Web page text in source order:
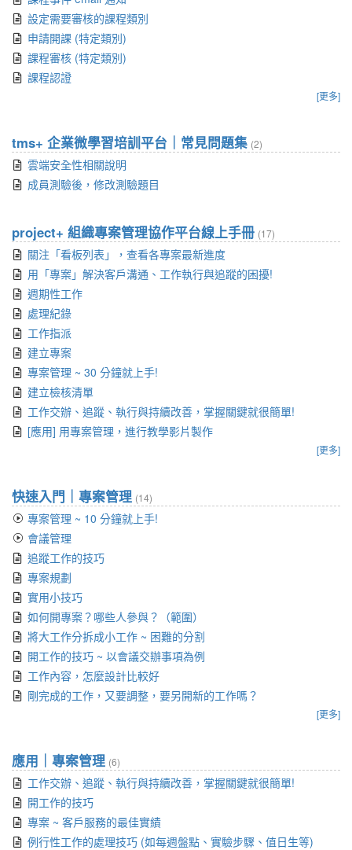
設定需要審核的課程類別
申請開課 (特定類別)
課程審核 (特定類別)
課程認證
[更多]
tms+ 企業微學習培訓平台｜常見問題集 (2)
雲端安全性相關說明
成員測驗後，修改測驗題目
project+ 組織專案管理協作平台線上手冊 (17)
關注「看板列表」，查看各專案最新進度
用「專案」解決客戶溝通、工作執行與追蹤的困擾!
週期性工作
處理紀錄
工作指派
建立專案
專案管理 ~ 30 分鐘就上手!
建立檢核清單
工作交辦、追蹤、執行與持續改善，掌握關鍵就很簡單!
[應用] 用專案管理，進行教學影片製作
[更多]
快速入門｜專案管理 (14)
專案管理 ~ 10 分鐘就上手!
會議管理
追蹤工作的技巧
專案規劃
實用小技巧
如何開專案？哪些人參與？（範圍）
將大工作分拆成小工作 ~ 困難的分割
開工作的技巧 ~ 以會議交辦事項為例
工作內容，怎麼設計比較好
剛完成的工作，又要調整，要另開新的工作嗎？
[更多]
應用｜專案管理 (6)
工作交辦、追蹤、執行與持續改善，掌握關鍵就很簡單!
開工作的技巧
專案 ~ 客戶服務的最佳實績
例行性工作的處理技巧 (如每週盤點、實驗步驟、值日生等)